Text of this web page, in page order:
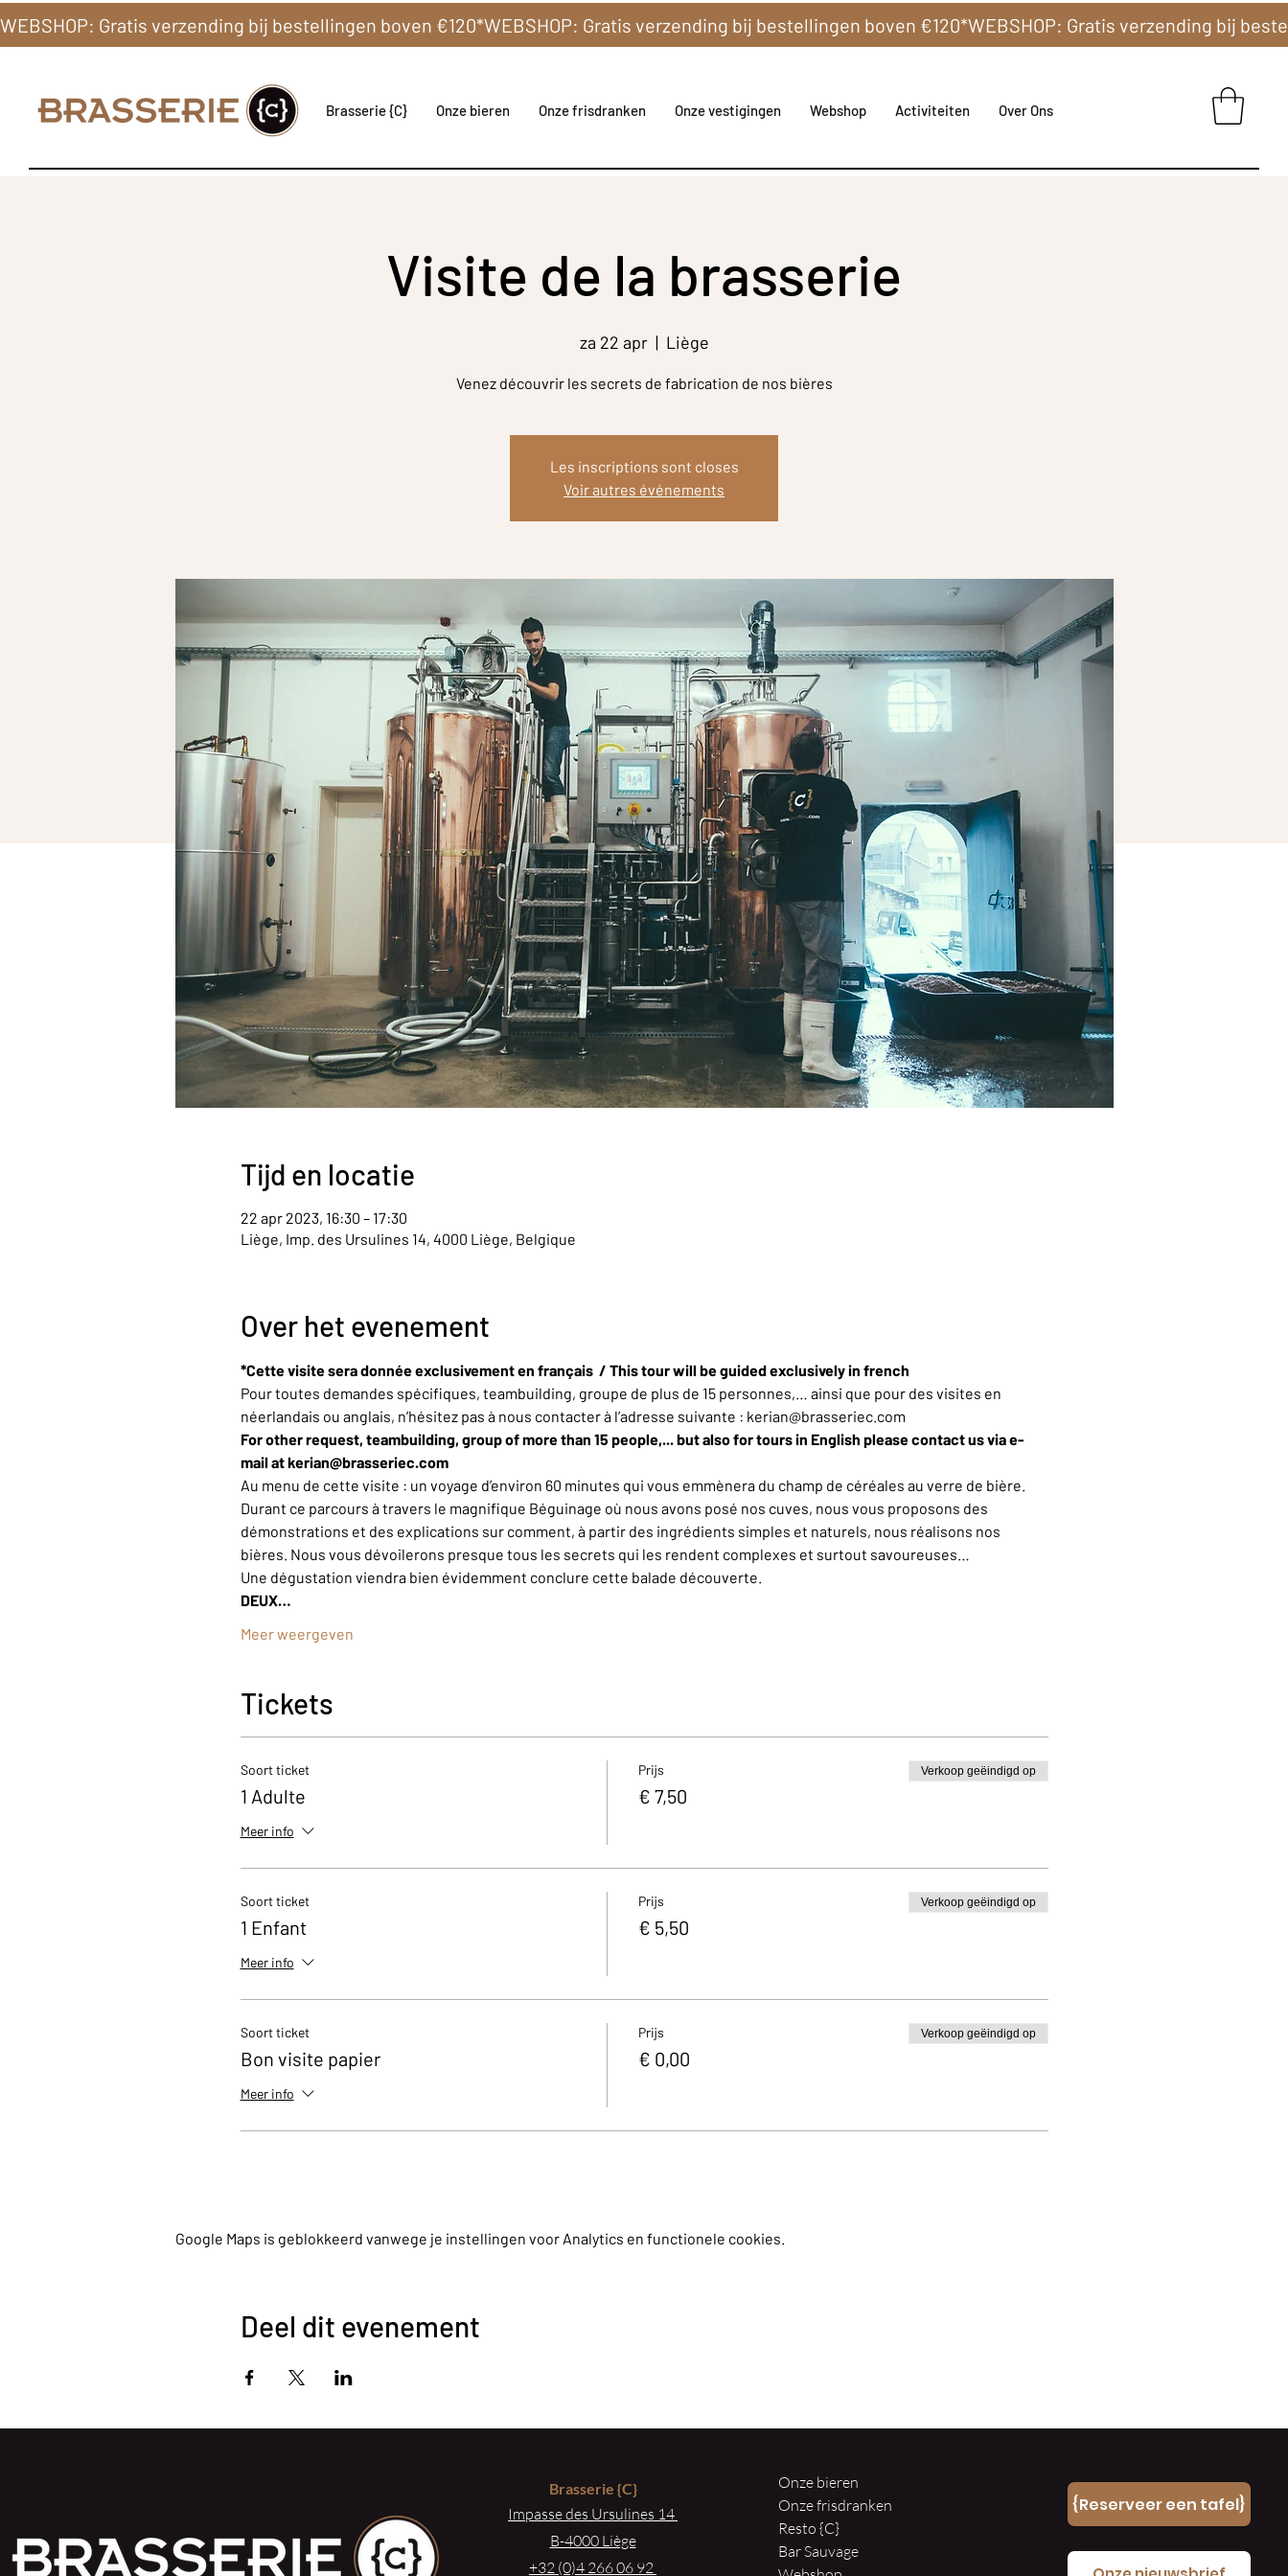
Brasserie {C} Onze bieren Onze frisdranken Onze vestigingen Webshop Activiteiten Over Ons
Visite de la brasserie
za 22 apr
  |
Liège
Venez découvrir les secrets de fabrication de nos bières
Les inscriptions sont closes
Voir autres événements
Tijd en locatie
22 apr 2023, 16:30 – 17:30
Liège, Imp. des Ursulines 14, 4000 Liège, Belgique
Over het evenement
*Cette visite sera donnée exclusivement en français  / This tour will be guided exclusively in french
Pour toutes demandes spécifiques, teambuilding, groupe de plus de 15 personnes,… ainsi que pour des visites en
néerlandais ou anglais, n’hésitez pas à nous contacter à l’adresse suivante : kerian@brasseriec.com
For other request, teambuilding, group of more than 15 people,... but also for tours in English please contact us via e-
mail at kerian@brasseriec.com
Au menu de cette visite : un voyage d’environ 60 minutes qui vous emmènera du champ de céréales au verre de bière.
Durant ce parcours à travers le magnifique Béguinage où nous avons posé nos cuves, nous vous proposons des
démonstrations et des explications sur comment, à partir des ingrédients simples et naturels, nous réalisons nos
bières. Nous vous dévoilerons presque tous les secrets qui les rendent complexes et surtout savoureuses…
Une dégustation viendra bien évidemment conclure cette balade découverte.
DEUX…
Meer weergeven
Tickets
Soort ticket
1 Adulte
Meer info
Prijs
€ 7,50
Verkoop geëindigd op
Soort ticket
1 Enfant
Meer info
Prijs
€ 5,50
Verkoop geëindigd op
Soort ticket
Bon visite papier
Meer info
Prijs
€ 0,00
Verkoop geëindigd op
Google Maps is geblokkeerd vanwege je instellingen voor Analytics en functionele cookies.
Deel dit evenement
Brasserie{C}
Impasse des Ursulines 14
B-4000 Liège
+32 (0)4 266 06 92
Onze bieren
Onze frisdranken
Resto {C}
Bar Sauvage
{Reserveer een tafel}